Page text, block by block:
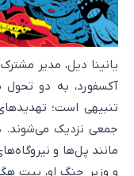
یانینا دیل، مدیر
آکسفورد، به دو
تنبیهی است؛
جمعی نزدیک می‌شوند.
مانند پل‌ها و
و وزیر جنگ او، پیت